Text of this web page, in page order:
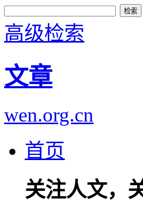
高级检索
文章
wen.org.cn
首页
关注人文，